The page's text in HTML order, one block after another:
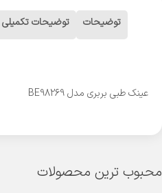
توضیحات توضیحات تکمیلی
عینک طبی بربری مدل BE98269
محبوب ترین محصولات